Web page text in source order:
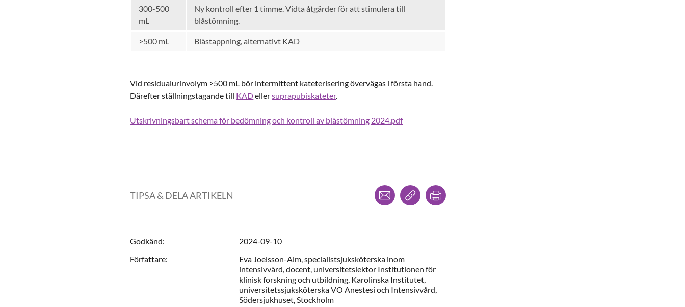
300-500
mL
Ny kontroll efter 1 timme. Vidta åtgärder för att stimulera till
blåstömning.
>500 mL Blåstappning, alternativt KAD
Vid residualurinvolym >500 mL bör intermittent kateterisering övervägas i första hand.
Därefter ställningstagande till KADellersuprapubiskateter.
Utskrivningsbart schema för bedömning och kontroll av blåstömning 2024.pdf
TIPSA & DELA ARTIKELN
Dela via mejlKopiera länk
Godkänd:
2024-09-10
Författare: Eva Joelsson-Alm,specialistsjuksköterska inom
intensivvård, docent, universitetslektor Institutionen för
klinisk forskning och utbildning, Karolinska Institutet,
universitetssjuksköterska VO Anestesi och Intensivvård,
Södersjukhuset,Stockholm